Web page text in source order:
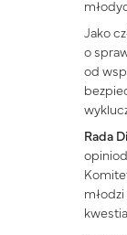
Jako
o
od
Rada